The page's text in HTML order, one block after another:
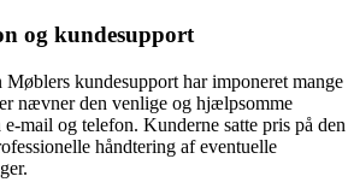
og kundesupport
Møblers kundesupport har imponeret mange
nævner den venlige og hjælpsomme
mail og telefon. Kunderne satte pris på den
håndtering af eventuelle